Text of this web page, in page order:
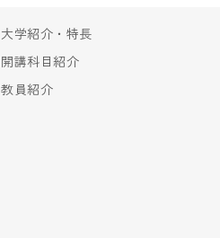
大学紹介・特長
開講科目紹介
教員紹介